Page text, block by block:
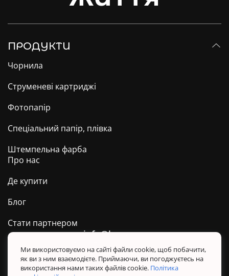
ПРОДУКТИ
Чорнила
Струменеві картриджі
Фотопапір
Спеціальний папір, плівка
Штемпельна фарба
Про нас
Де купити
Блог
Стати партнером
Техпідтримка ТМ BARVA
Політика конфіденційності
info@barva.ua
Ми використовуємо на сайті файли cookie, щоб побачити,
як ви з ним взаємодієте. Приймаючи, ви погоджуєтесь на
використання нами таких файлів cookie. Політика